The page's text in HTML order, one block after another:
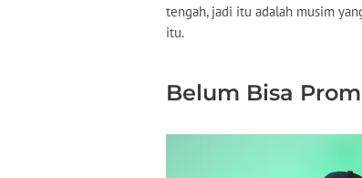
tengah, jadi itu adalah musim
itu.
Belum Bisa